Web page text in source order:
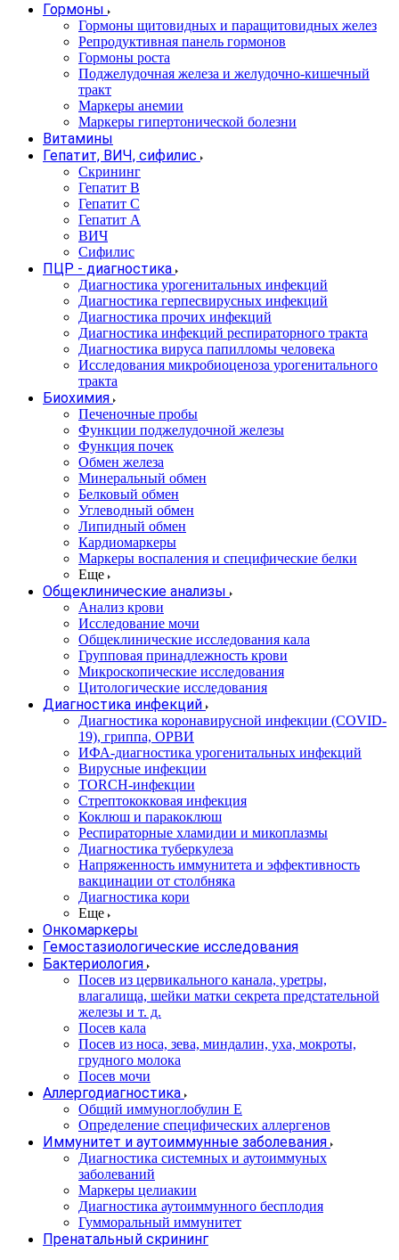
Гормоны
Гормоны щитовидных и паращитовидных желез
Репродуктивная панель гормонов
Гормоны роста
Поджелудочная железа и желудочно-кишечный
тракт
Маркеры анемии
Маркеры гипертонической болезни
Витамины
Гепатит, ВИЧ, сифилис
Скрининг
Гепатит В
Гепатит С
Гепатит А
ВИЧ
Сифилис
ПЦР - диагностика
Диагностика урогенитальных инфекций
Диагностика герпесвирусных инфекций
Диагностика прочих инфекций
Диагностика инфекций респираторного тракта
Диагностика вируса папилломы человека
Исследования микробиоценоза урогенитального
тракта
Биохимия
Печеночные пробы
Функции поджелудочной железы
Функция почек
Обмен железа
Минеральный обмен
Белковый обмен
Углеводный обмен
Липидный обмен
Кардиомаркеры
Маркеры воспаления и специфические белки
Еще
Общеклинические анализы
Анализ крови
Исследование мочи
Общеклинические исследования кала
Групповая принадлежность крови
Микроскопические исследования
Цитологические исследования
Диагностика инфекций
Диагностика коронавирусной инфекции (COVID-
19), гриппа, ОРВИ
ИФА-диагностика урогенитальных инфекций
Вирусные инфекции
TORCH-инфекции
Стрептококковая инфекция
Коклюш и паракоклюш
Респираторные хламидии и микоплазмы
Диагностика туберкулеза
Напряженность иммунитета и эффективность
вакцинации от столбняка
Диагностика кори
Еще
Онкомаркеры
Гемостазиологические исследования
Бактериология
Посев из цервикального канала, уретры,
влагалища, шейки матки секрета предстательной
железы и т. д.
Посев кала
Посев из носа, зева, миндалин, уха, мокроты,
грудного молока
Посев мочи
Аллергодиагностика
Общий иммуноглобулин Е
Определение специфических аллергенов
Иммунитет и аутоиммунные заболевания
Диагностика системных и аутоиммуных
заболеваний
Маркеры целиакии
Диагностика аутоиммунного бесплодия
Гумморальный иммунитет
Пренатальный скрининг